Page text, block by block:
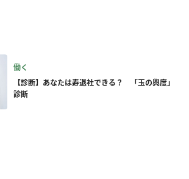
働く
【診断】あなたは寿退社できる？ 「玉の輿度」
診断